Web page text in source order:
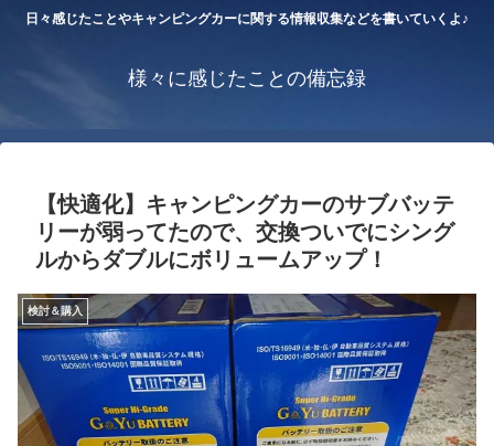
日々感じたことやキャンピングカーに関する情報収集などを書いていくよ♪
様々に感じたことの備忘録
【快適化】キャンピングカーのサブバッテ
リーが弱ってたので、交換ついでにシング
ルからダブルにボリュームアップ！
検討＆購入